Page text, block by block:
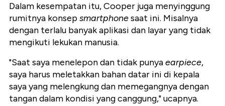
Dalam kesempatan itu, Cooper juga menyinggung
rumitnya konsepsmartphonesaat ini. Misalnya
dengan terlalu banyak aplikasi dan layar yang tidak
mengikuti lekukan manusia.
"Saat saya menelepon dan tidak punyaearpiece,
saya harus meletakkan bahan datar ini di kepala
saya yang melengkung dan memegangnya dengan
tangan dalam kondisi yang canggung," ucapnya.